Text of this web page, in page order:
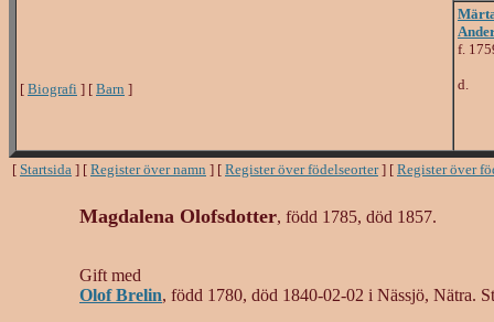
[ Biografi ] [ Barn ]
f.
d.
[ Startsida ] [ Register över namn ] [ Register över födelseorter] [ Register över
Magdalena Olofsdotter, född 1785, död 1857.
Gift med
Olof Brelin, född 1780, död 1840-02-02 i Nässjö, Nätra.